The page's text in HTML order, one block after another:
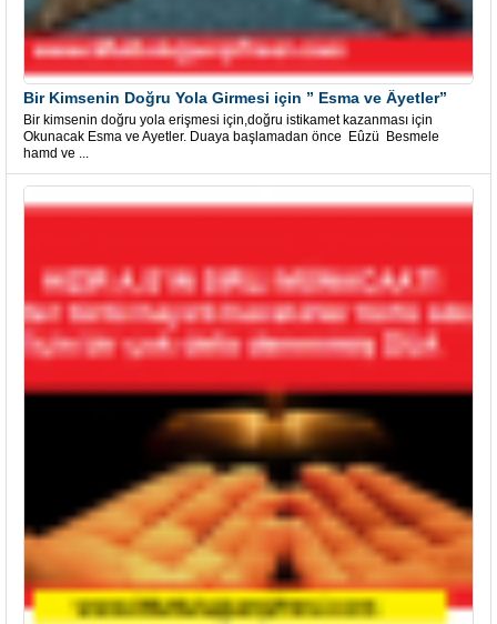
Bir Kimsenin Doğru Yola Girmesi için ” Esma ve Âyetler”
Bir kimsenin doğru yola erişmesi için,doğru istikamet kazanması için
Okunacak Esma ve Ayetler. Duaya başlamadan önce Eûzü Besmele
hamd ve ...